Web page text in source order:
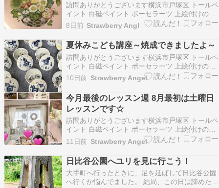
訪問ありがとうございます横浜市戸塚区 トールペ
イント 白磁ペイント ポーセラーツ 上絵付けのお
教室を開催しておりますStrawberry Angel 松本
千香です 一人一人の生徒様に寄り添いながら想い
のこもった作品作りのおてつだいを心がけてレッ
スンしております 平日（火曜日水…
8日前 Strawberry Angl
夏休みこども講座～焼成できましたよ～
訪問ありがとうございます横浜市戸塚区 トールペ
イント 白磁ペイント ポーセラーツ 上絵付けのお
教室を開催しておりますStrawberry Angel 松本
千香です 一人一人の生徒様に寄り添いながら想い
のこもった作品作りのおてつだいを心がけてレッ
スンしております 平日（火曜日水…
10日前 Strawberry Angel
今月最後のレッスン週 8月最初は土曜日
レッスンです☆
訪問ありがとうございます横浜市戸塚区 トールペ
イント 白磁ペイント ポーセラーツ 上絵付けのお
教室を開催しておりますStrawberry Angel 松本
千香です 一人一人の生徒様に寄り添いながら想い
のこもった作品作りのおてつだいを心がけてレッ
スンしております 平日（火曜日水…
11日前 Strawberry Angel
日比谷公園へユリを見に行こう！
大手町へ行ったときに、足を延ばして日比谷公園
へ行くか悩んでました。 結局、この日は諦めたの